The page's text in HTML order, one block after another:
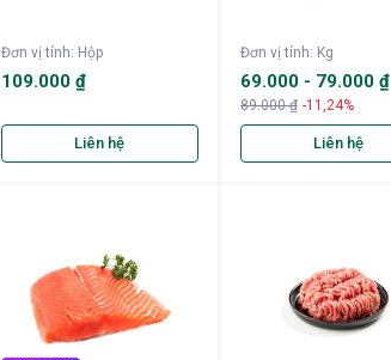
Đơn vị tính: Hộp
109.000 ₫
Liên hệ
Đơn vị tính: Kg
69.000- 79.000 ₫
89.000 ₫ -11,24%
Liên hệ